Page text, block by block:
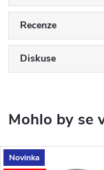
Recenze
Diskuse
Novinka